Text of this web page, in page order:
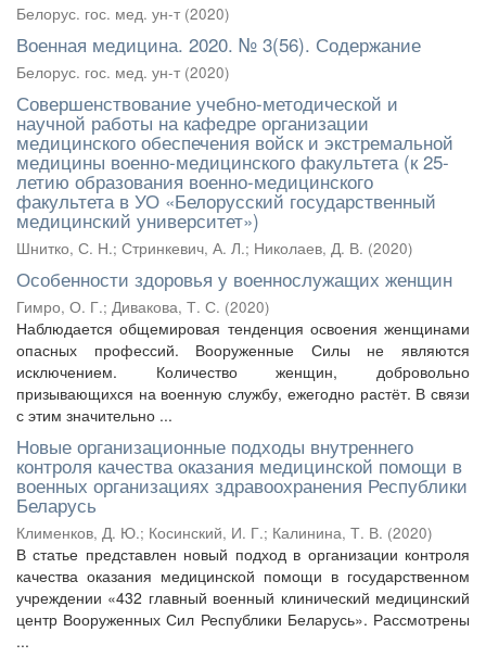
Белорус. гос. мед. ун-т (2020)
Военная медицина. 2020. № 3(56). Содержание
Белорус. гос. мед. ун-т (2020)
Совершенствование учебно-методической и
научной работы на кафедре организации
медицинского обеспечения войск и экстремальной
медицины военно-медицинского факультета (к 25-
летию образования военно-медицинского
факультета в УО «Белорусский государственный
медицинский университет»)
Шнитко, С. Н.; Стринкевич, А. Л.; Николаев, Д. В. (2020)
Особенности здоровья у военнослужащих женщин
Гимро, О. Г.; Дивакова, Т. С. (2020)
Наблюдается общемировая тенденция освоения женщинами
опасных профессий. Вооруженные Силы не являются
исключением. Количество женщин, добровольно
призывающихся на военную службу, ежегодно растёт. В связи
с этим значительно ...
Новые организационные подходы внутреннего
контроля качества оказания медицинской помощи в
военных организациях здравоохранения Республики
Беларусь
Клименков, Д. Ю.; Косинский, И. Г.; Калинина, Т. В. (2020)
В статье представлен новый подход в организации контроля
качества оказания медицинской помощи в государственном
учреждении «432 главный военный клинический медицинский
центр Вооруженных Сил Республики Беларусь». Рассмотрены
...